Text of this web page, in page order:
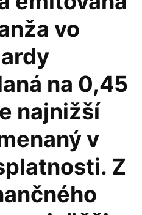
vo
na 0,45
najnižší
v
Z